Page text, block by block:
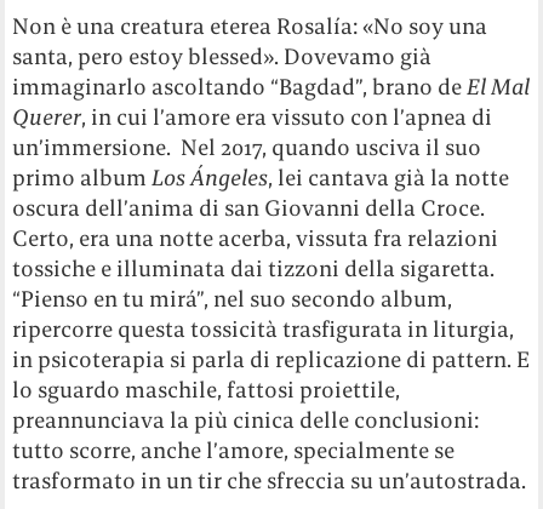
Non è una creatura eterea Rosalía: «No soy una
santa, pero estoy blessed». Dovevamo già
immaginarlo ascoltando “Bagdad”, brano deEl Mal
Querer, in cui l’amore era vissuto con l’apnea di
un’immersione. Nel 2017, quando usciva il suo
primo albumLos Ángeles, lei cantava già la notte
oscura dell’anima di san Giovanni della Croce.
Certo, era una notte acerba, vissuta fra relazioni
tossiche e illuminata dai tizzoni della sigaretta.
“Pienso en tu mirá”, nel suo secondo album,
ripercorre questa tossicità trasfigurata in liturgia,
in psicoterapia si parla di replicazione di pattern. E
lo sguardo maschile, fattosi proiettile,
preannunciava la più cinica delle conclusioni:
tutto scorre, anche l’amore, specialmente se
trasformato in un tir che sfreccia su un’autostrada.